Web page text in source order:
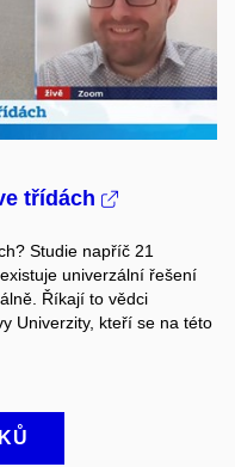
třídách
Studie napříč 21
univerzální řešení
Říkají to vědci
Univerzity, kteří se na této